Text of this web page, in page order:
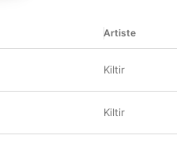
Artiste
Kiltir
Kiltir